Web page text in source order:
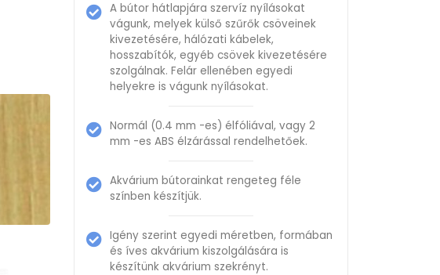
A bútor hátlapjára szervíz nyílásokat
vágunk, melyek külső szűrők csöveinek
kivezetésére, hálózati kábelek,
hosszabítók, egyéb csövek kivezetésére
szolgálnak. Felár ellenében egyedi
helyekre is vágunk nyílásokat.
Normál (0.4 mm -es) élfóliával, vagy 2
mm -es ABS élzárással rendelhetőek.
Akvárium bútorainkat rengeteg féle
színben készítjük.
Igény szerint egyedi méretben, formában
és íves akvárium kiszolgálására is
készítünk akvárium szekrényt.